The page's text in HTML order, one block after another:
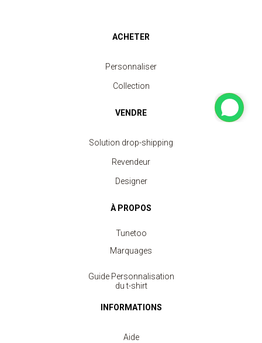
ACHETER
Personnaliser
Collection
VENDRE
Solution drop-shipping
Revendeur
Designer
À PROPOS
Tunetoo
Marquages
Guide Personnalisation
du t-shirt
INFORMATIONS
Aide